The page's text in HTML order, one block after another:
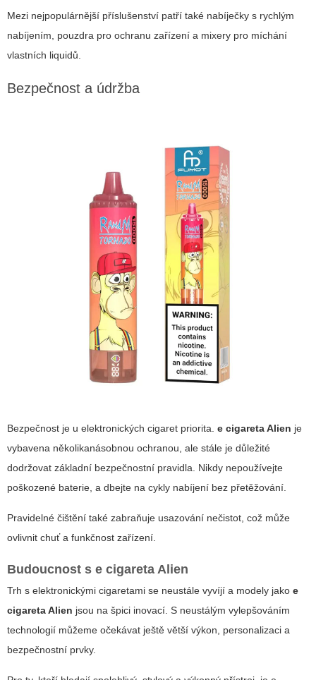
Mezi nejpopulárnější příslušenství patří také nabíječky s rychlým
nabíjením, pouzdra pro ochranu zařízení a mixery pro míchání
vlastních liquidů.
Bezpečnost a údržba
Bezpečnost je u elektronických cigaret priorita. e cigareta Alien je
vybavena několikanásobnou ochranou, ale stále je důležité
dodržovat základní bezpečnostní pravidla. Nikdy nepoužívejte
poškozené baterie, a dbejte na cykly nabíjení bez přetěžování.
Pravidelné čištění také zabraňuje usazování nečistot, což může
ovlivnit chuť a funkčnost zařízení.
Budoucnost s e cigareta Alien
Trh s elektronickými cigaretami se neustále vyvíjí a modely jako e
cigareta Alien jsou na špici inovací. S neustálým vylepšováním
technologií můžeme očekávat ještě větší výkon, personalizaci a
bezpečnostní prvky.